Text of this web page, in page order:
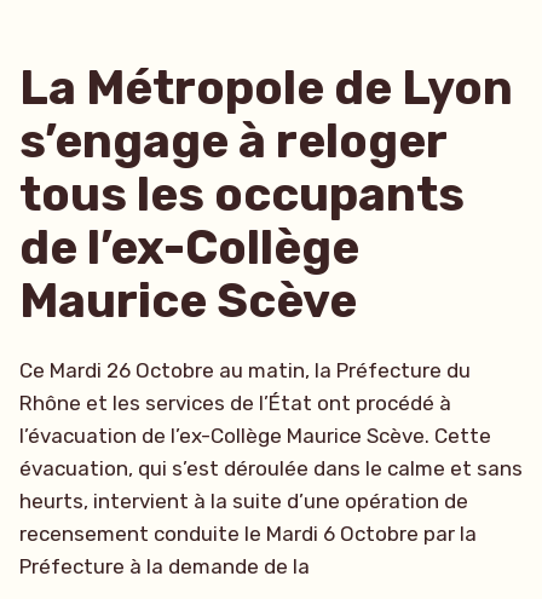
La Métropole de Lyon
s’engage à reloger
tous les occupants
de l’ex-Collège
Maurice Scève
Ce Mardi 26 Octobre au matin, la Préfecture du
Rhône et les services de l’État ont procédé à
l’évacuation de l’ex-Collège Maurice Scève. Cette
évacuation, qui s’est déroulée dans le calme et sans
heurts, intervient à la suite d’une opération de
recensement conduite le Mardi 6 Octobre par la
Préfecture à la demande de la